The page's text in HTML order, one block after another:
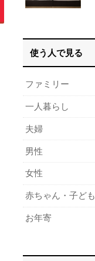
使う人で見る
ファミリー
一人暮らし
夫婦
男性
女性
赤ちゃん・子ども
お年寄